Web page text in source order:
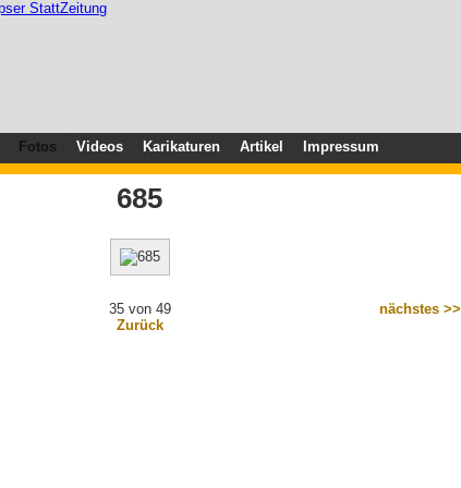
Fotos Videos Karikaturen Artikel Impressum
685
35 von 49
nächstes >>
Zurück